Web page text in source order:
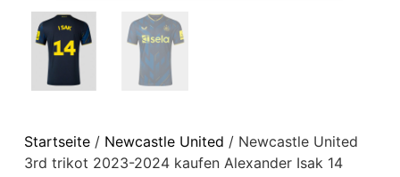
Startseite/ Newcastle United / Newcastle United
3rd trikot 2023-2024 kaufen Alexander Isak 14